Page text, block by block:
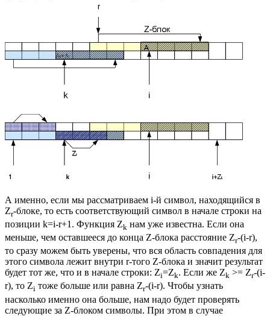
А именно, если мы рассматриваем i-й символ, находящийся в
Zr-блоке, то есть соответствующий символ в начале строки на
позиции k=i-r+1. Функция Zk нам уже известна. Если она
меньше, чем оставшееся до конца Z-блока расстояние Zr-(i-r),
то сразу можем быть уверены, что вся область совпадения для
этого символа лежит внутри r-того Z-блока и значит результат
будет тот же, что и в начале строки: Zi=Zk. Если же Zk >= Zr-(i-
r), то Zi тоже больше или равна Zr-(i-r). Чтобы узнать
насколько именно она больше, нам надо будет проверять
следующие за Z-блоком символы. При этом в случае